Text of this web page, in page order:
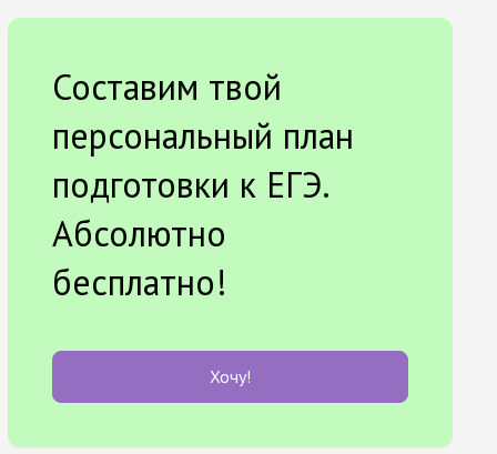
Составим твой
персональный план
подготовки к ЕГЭ.
Абсолютно
бесплатно!
Хочу!